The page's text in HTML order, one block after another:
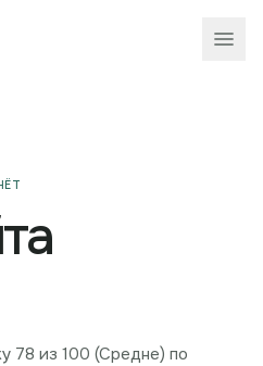
78 из 100 (Средне) по